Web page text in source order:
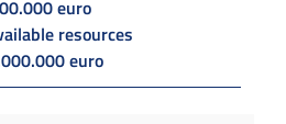
euro
resources
euro